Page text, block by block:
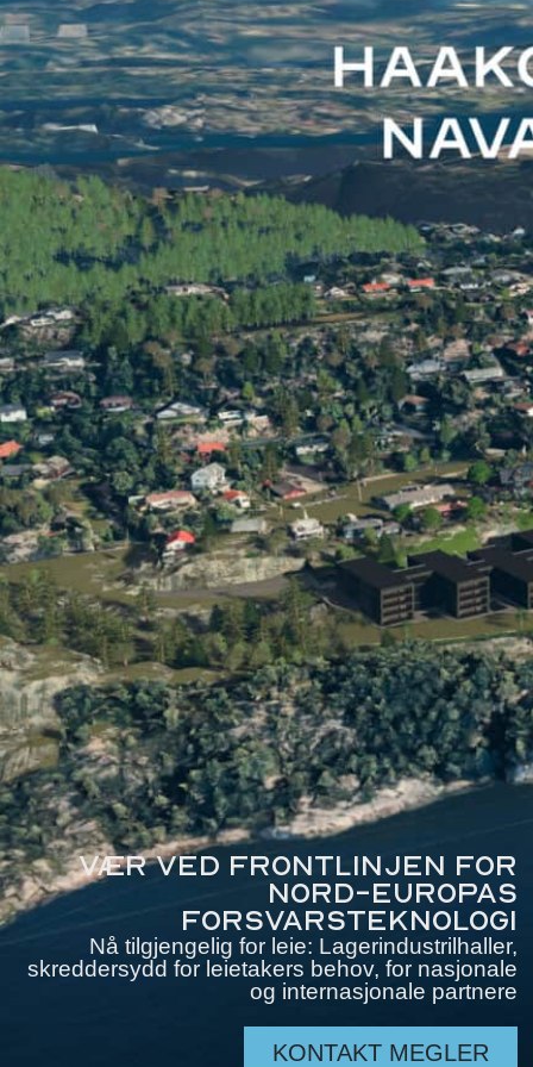
Vær ved frontlinjen for
Nord-Europas
forsvarsteknologi
Nå tilgjengelig for leie: Lagerindustrilhaller,
skreddersydd for leietakers behov, for nasjonale
og internasjonale partnere
KONTAKT MEGLER